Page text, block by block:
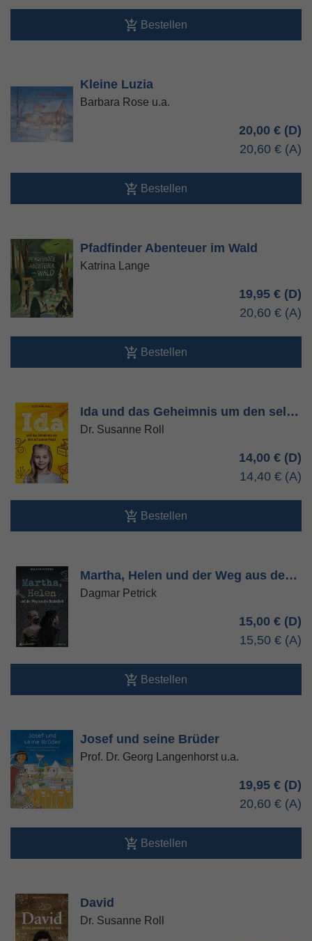
Bestellen
Kleine Luzia
Barbara Rose u.a.
20,00 €
20,60 €
Bestellen
Pfadfinder Abenteuer im Wald
Katrina Lange
19,95 €
20,60 €
Bestellen
Ida und das Geheimnis um den sel…
Dr. Susanne Roll
14,00 €
14,40 €
Bestellen
Martha, Helen und der Weg aus de…
Dagmar Petrick
15,00 €
15,50 €
Bestellen
Josef und seine Brüder
Prof. Dr. Georg Langenhorst u.a.
19,95 €
20,60 €
Bestellen
David
Dr. Susanne Roll